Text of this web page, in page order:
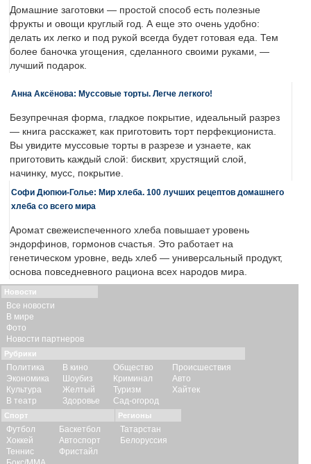
Домашние заготовки — простой способ есть полезные
фрукты и овощи круглый год. А еще это очень удобно:
делать их легко и под рукой всегда будет готовая еда. Тем
более баночка угощения, сделанного своими руками, —
лучший подарок.
Анна Аксёнова: Муссовые торты. Легче легкого!
Безупречная форма, гладкое покрытие, идеальный разрез
— книга расскажет, как приготовить торт перфекциониста.
Вы увидите муссовые торты в разрезе и узнаете, как
приготовить каждый слой: бисквит, хрустящий слой,
начинку, мусс, покрытие.
Софи Дюпюи-Голье: Мир хлеба. 100 лучших рецептов домашнего
хлеба со всего мира
Аромат свежеиспеченного хлеба повышает уровень
эндорфинов, гормонов счастья. Это работает на
генетическом уровне, ведь хлеб — универсальный продукт,
основа повседневного рациона всех народов мира.
Новости
Все новости
В мире
Фото
Новости партнеров
Рубрики
Политика
Экономика
Культура
В театр
В кино
Шоубиз
Желтый
Здоровье
Общество
Криминал
Туризм
Сад-огород
Происшествия
Авто
Хайтек
Спорт
Футбол
Хоккей
Теннис
Баскетбол
Автоспорт
Фристайл
Регионы
Татарстан
Белоруссия